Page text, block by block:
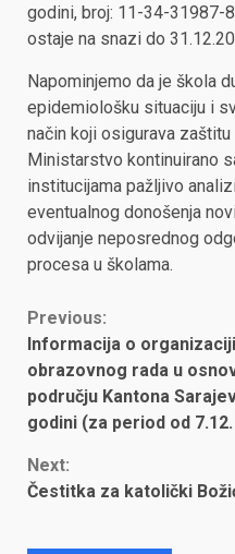
godini, broj: 11-34-31987-
ostaje na snazi do
Napominjemo da je škola
epidemiološku situaciju i
način koji osigurava
Ministarstvo kontinuirano
institucijama pažljivo
eventualnog donošenja
odvijanje neposrednog
procesa u školama.
Continue
Reading
Previous:
Informacija o
obrazovnog rada u
području Kantona
godini (za period od
Next:
Čestitka za katolički